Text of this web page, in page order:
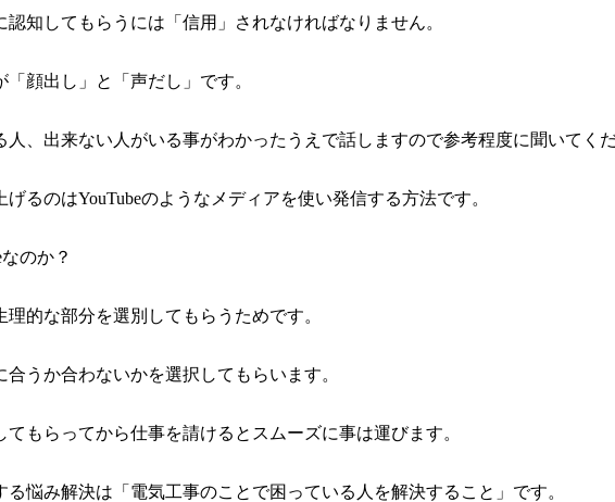
認知してもらうには「信用」されなければなりません。
「顔出し」と「声だし」です。
人、出来ない人がいる事がわかったうえで話しますので参考程度に聞いてく
げるのはYouTubeのようなメディアを使い発信する方法です。
のか？
理的な部分を選別してもらうためです。
合うか合わないかを選択してもらいます。
てもらってから仕事を請けるとスムーズに事は運びます。
る悩み解決は「電気工事のことで困っている人を解決すること」です。